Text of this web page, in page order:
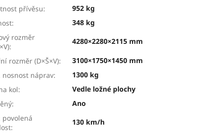
přívěsu:
952 kg
:
348 kg
rozměr
:
4280×2280×2115 mm
rozměr (D×Š×V):
3100×1750×1450 mm
nosnost náprav:
1300 kg
kol:
Vedle ložné plochy
:
Ano
povolená
:
130 km/h